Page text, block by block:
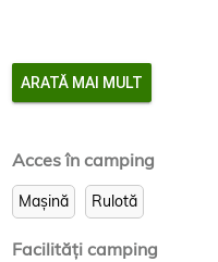
localitatea Ciucea,
si Cascada Iadolina.
ARATĂ MAI MULT
Acces în camping
Mașină Rulotă
Facilităţi camping